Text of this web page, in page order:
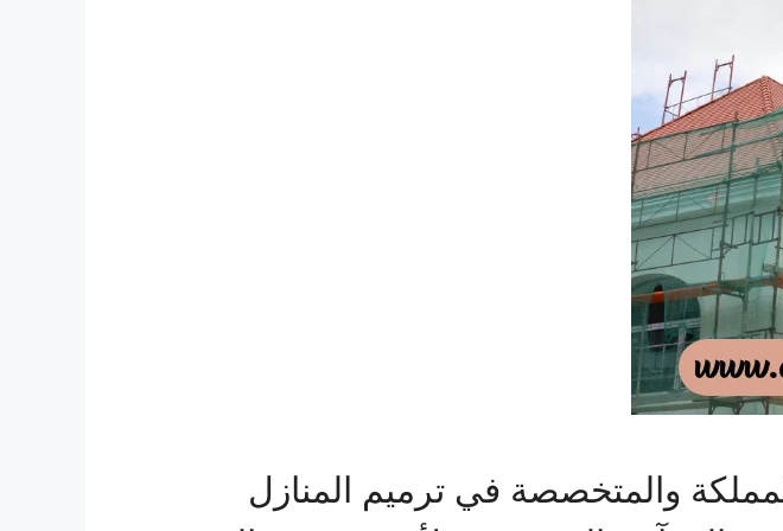
والمتخصصة في ترميم المنازل